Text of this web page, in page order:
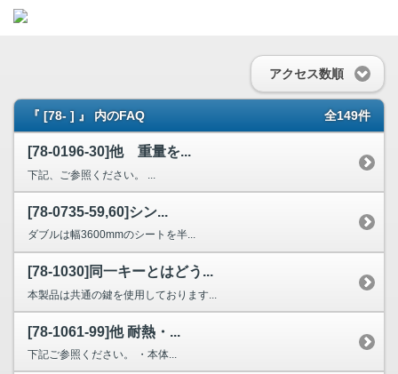
アクセス数順
『 [78- ] 』 内のFAQ 全149件
[78-0196-30]他 重量を...
下記、ご参照ください。 ...
[78-0735-59,60]シン...
ダブルは幅3600mmのシートを半...
[78-1030]同一キーとはどう...
本製品は共通の鍵を使用しております...
[78-1061-99]他 耐熱・...
下記ご参照ください。 ・本体...